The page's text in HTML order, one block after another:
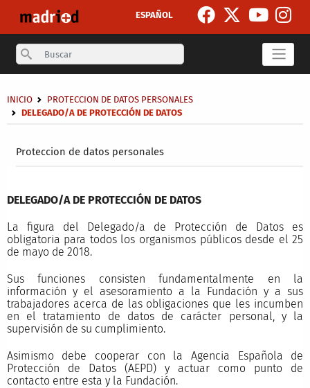
ESPAÑOL
Search
Proteccion de datos personales
Breadcrumb
INICIO
PROTECCION DE DATOS PERSONALES
DELEGADO/A DE PROTECCIÓN DE DATOS
DELEGADO/A DE PROTECCIÓN DE DATOS
La figura del Delegado/a de Protección de Datos es
obligatoria para todos los organismos públicos desde el 25
de mayo de 2018.
Sus funciones consisten fundamentalmente en la
información y el asesoramiento a la Fundación y a sus
trabajadores acerca de las obligaciones que les incumben
en el tratamiento de datos de carácter personal, y la
supervisión de su cumplimiento.
Asimismo debe cooperar con la Agencia Española de
Protección de Datos (AEPD) y actuar como punto de
contacto entre esta y la Fundación.